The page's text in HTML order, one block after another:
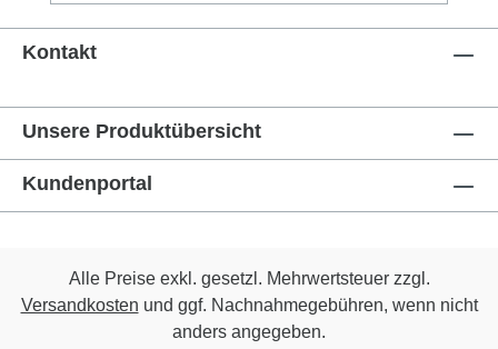
Holzstützen ab 140 x 140 mm
Kontakt
Unsere Produktübersicht
Kundenportal
Alle Preise exkl. gesetzl. Mehrwertsteuer zzgl.
Versandkosten und ggf. Nachnahmegebühren, wenn nicht
anders angegeben.